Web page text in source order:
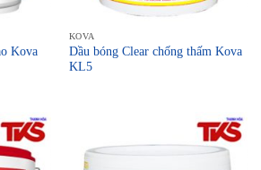
Kova
KOVA
Dầu bóng Clear chống thấm Kova
KL5